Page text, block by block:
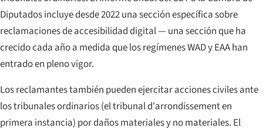
Diputados incluye desde 2022 una sección específica sobre
reclamaciones de accesibilidad digital — una sección que ha
crecido cada año a medida que los regímenes WAD y EAA han
entrado en pleno vigor.
Los reclamantes también pueden ejercitar acciones civiles ante
los tribunales ordinarios (eltribunal d'arrondissementen
primera instancia) por daños materiales y no materiales. El